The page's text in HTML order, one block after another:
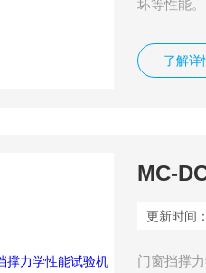
坏等性能。
了解详
MC-
更新时间：
门窗挡撑